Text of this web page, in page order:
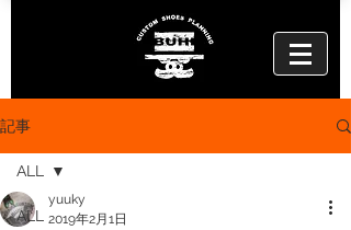
記事
ALL
ALL
yuuky
2019年2月1日